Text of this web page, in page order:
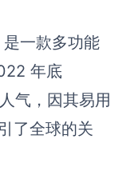
一款多功能
年底
气，因其易用
了全球的关